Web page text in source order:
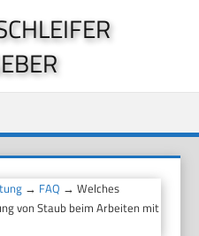
→ FAQ → Welches
von Staub beim Arbeiten mit